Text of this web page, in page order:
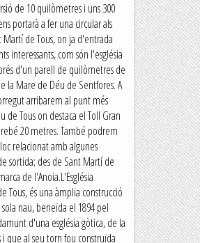
de 10 quilòmetres i uns 300
portarà a fer una circular als
de Tous, on ja d'entrada
interessants, com són l'església
d'un parell de quilòmetres de
Mare de Déu de Sentfores. A
arribarem al punt més
de Tous on destaca el Toll Gran
20 metres. També podrem
relacionat amb algunes
sortida; des de Sant Martí de
de l'Anoia.L'Església
Tous, és una àmplia construcció
nau, beneïda el 1894 pel
d'una església gòtica, de la
que al seu torn fou construïda